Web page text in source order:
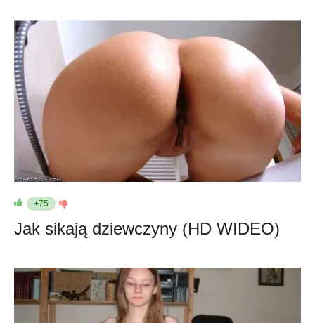
+75
Jak sikają dziewczyny (HD WIDEO)